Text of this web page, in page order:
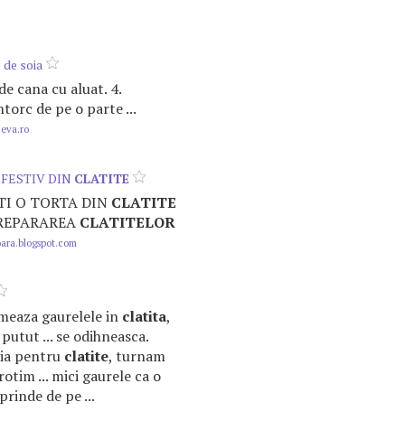
soia
cana cu aluat. 4.
de pe o parte ...
DIN CLATITE
O TORTA DIN CLATITE
CLATITELOR
gaurelele in clatita,
... se odihneasca.
pentru clatite, turnam
... mici gaurele ca o
de pe ...